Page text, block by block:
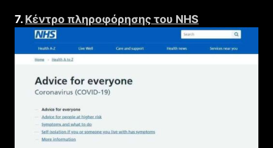
7. Κέντρο πληροφόρησης του NHS